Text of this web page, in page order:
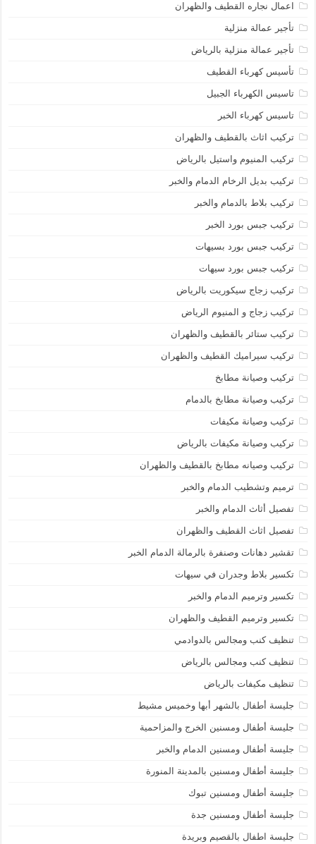
اعمال نجاره القطيف والظهران
تأجير عمالة منزلية
تأجير عمالة منزلية بالرياض
تأسيس كهرباء القطيف
تاسيس الكهرباء الجبيل
تاسيس كهرباء الخبر
تركيب اثاث بالقطيف والظهران
تركيب المنيوم واستيل بالرياض
تركيب بديل الرخام الدمام والخبر
تركيب بلاط بالدمام والخبر
تركيب جبس بورد الخبر
تركيب جبس بورد بسيهات
تركيب جبس بورد سيهات
تركيب زجاج سيكوريت بالرياض
تركيب زجاج و المنيوم الرياض
تركيب ستائر بالقطيف والظهران
تركيب سيراميك القطيف والظهران
تركيب وصيانة مطابخ
تركيب وصيانة مطابخ بالدمام
تركيب وصيانة مكيفات
تركيب وصيانة مكيفات بالرياض
تركيب وصيانه مطابخ بالقطيف والظهران
ترميم وتشطيب الدمام والخبر
تفصيل أثاث الدمام والخبر
تفصيل اثاث القطيف والظهران
تقشير دهانات وصنفرة بالرمالة الدمام الخبر
تكسير بلاط وجدران في سيهات
تكسير وترميم الدمام والخبر
تكسير وترميم القطيف والظهران
تنظيف كنب ومجالس بالدوادمي
تنظيف كنب ومجالس بالرياض
تنظيف مكيفات بالرياض
جليسة أطفال بالشهر أبها وخميس مشيط
جليسة أطفال ومسنين الخرج والمزاحمية
جليسة أطفال ومسنين الدمام والخبر
جليسة أطفال ومسنين بالمدينة المنورة
جليسة أطفال ومسنين تبوك
جليسة أطفال ومسنين جدة
جليسة اطفال بالقصيم وبريدة